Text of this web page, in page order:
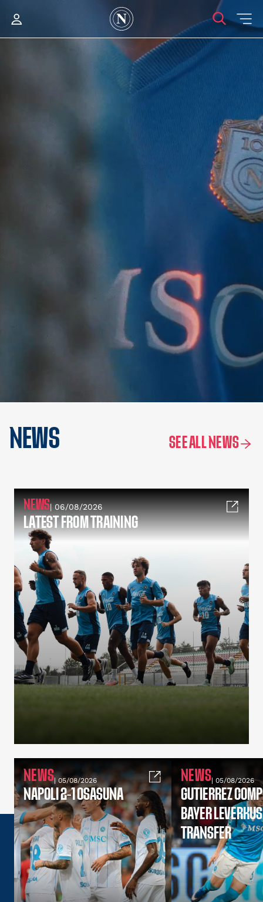
NEWS SEE ALL NEWS
NEWS| 06/08/2026
LATEST FROM TRAINING
NEWS| 05/08/2026
NAPOLI 2-1 OSASUNA
NEWS| 05/08/2026
GUTIERREZ
BAYER
TRANSFER